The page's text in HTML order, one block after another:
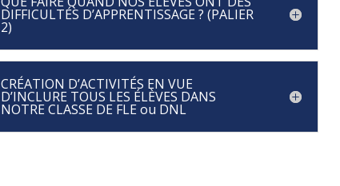
DIFFICULTÉS D’APPRENTISSAGE ? (PALIER
2)
CRÉATION D’ACTIVITÉS EN VUE
D’INCLURE TOUS LES ÉLÈVES DANS
NOTRE CLASSE DE FLE ou DNL